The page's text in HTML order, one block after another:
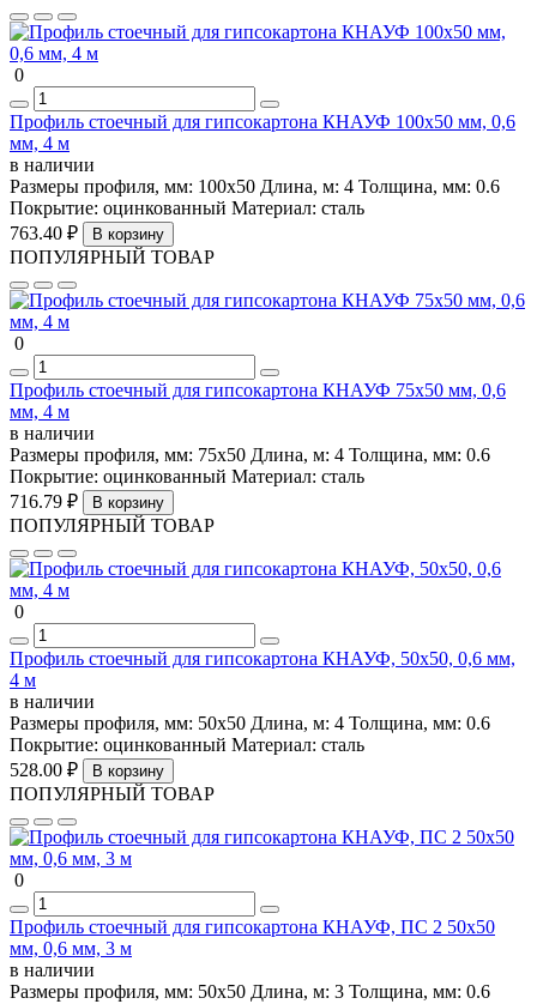
0
Профиль стоечный для гипсокартона КНАУФ 100х50 мм, 0,6
мм, 4 м
в наличии
Размеры профиля, мм: 100х50 Длина, м: 4 Толщина, мм: 0.6
Покрытие: оцинкованный Материал: сталь
763.40 ₽
В корзину
ПОПУЛЯРНЫЙ ТОВАР
0
Профиль стоечный для гипсокартона КНАУФ 75х50 мм, 0,6
мм, 4 м
в наличии
Размеры профиля, мм: 75х50 Длина, м: 4 Толщина, мм: 0.6
Покрытие: оцинкованный Материал: сталь
716.79 ₽
В корзину
ПОПУЛЯРНЫЙ ТОВАР
0
Профиль стоечный для гипсокартона КНАУФ, 50х50, 0,6 мм,
4 м
в наличии
Размеры профиля, мм: 50х50 Длина, м: 4 Толщина, мм: 0.6
Покрытие: оцинкованный Материал: сталь
528.00 ₽
В корзину
ПОПУЛЯРНЫЙ ТОВАР
0
Профиль стоечный для гипсокартона КНАУФ, ПС 2 50х50
мм, 0,6 мм, 3 м
в наличии
Размеры профиля, мм: 50х50 Длина, м: 3 Толщина, мм: 0.6